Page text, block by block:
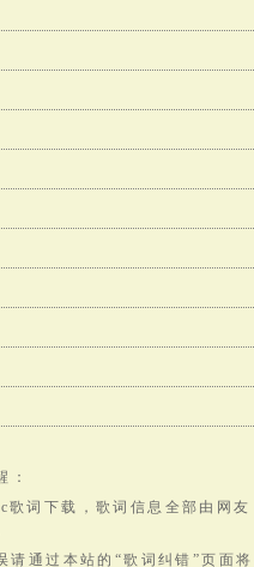
：
歌词下载 ， 歌词 信息全部由网友
请通过本站的“歌词纠错”页面将